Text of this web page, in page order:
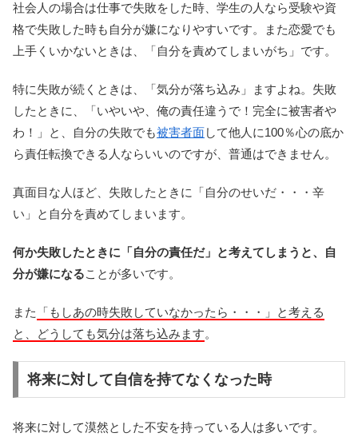
社会人の場合は仕事で失敗をした時、学生の人なら受験や資
格で失敗した時も自分が嫌になりやすいです。また恋愛でも
上手くいかないときは、「自分を責めてしまいがち」です。
特に失敗が続くときは、「気分が落ち込み」ますよね。失敗
したときに、「いやいや、俺の責任違うで！完全に被害者や
わ！」と、自分の失敗でも被害者面して他人に100％心の底か
ら責任転換できる人ならいいのですが、普通はできません。
真面目な人ほど、失敗したときに「自分のせいだ・・・辛
い」と自分を責めてしまいます。
何か失敗したときに「自分の責任だ」と考えてしまうと、自
分が嫌になることが多いです。
また
「もしあの時失敗していなかったら・・・」と考える
と、どうしても気分は落ち込みます。
将来に対して自信を持てなくなった時
将来に対して漠然とした不安を持っている人は多いです。